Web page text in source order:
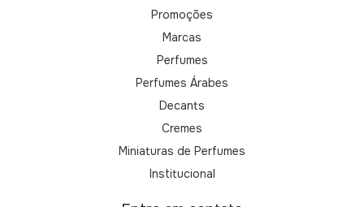
Promoções
Marcas
Perfumes
Perfumes Árabes
Decants
Cremes
Miniaturas de Perfumes
Institucional